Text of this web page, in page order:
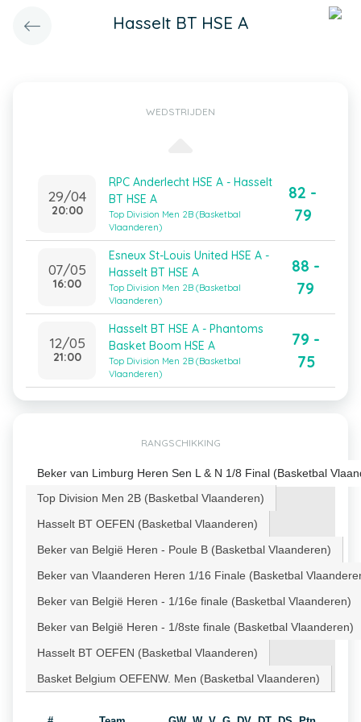
Hasselt BT HSE A
WEDSTRIJDEN
29/04
20:00
RPC Anderlecht HSE A - Hasselt
BT HSE A
Top Division Men 2B (Basketbal
Vlaanderen)
82 -
79
07/05
16:00
Esneux St-Louis United HSE A -
Hasselt BT HSE A
Top Division Men 2B (Basketbal
Vlaanderen)
88 -
79
12/05
21:00
Hasselt BT HSE A - Phantoms
Basket Boom HSE A
Top Division Men 2B (Basketbal
Vlaanderen)
79 -
75
RANGSCHIKKING
Beker van Limburg Heren Sen L & N 1/8 Final (Basketbal
Top Division Men 2B (Basketbal Vlaanderen)
Hasselt BT OEFEN (Basketbal Vlaanderen)
Beker van België Heren - Poule B (Basketbal Vlaanderen)
Beker van Vlaanderen Heren 1/16 Finale (Basketbal
Beker van België Heren - 1/16e finale (Basketbal Vlaanderen)
Beker van België Heren - 1/8ste finale (Basketbal Vlaanderen)
Hasselt BT OEFEN (Basketbal Vlaanderen)
Basket Belgium OEFENW. Men (Basketbal Vlaanderen)